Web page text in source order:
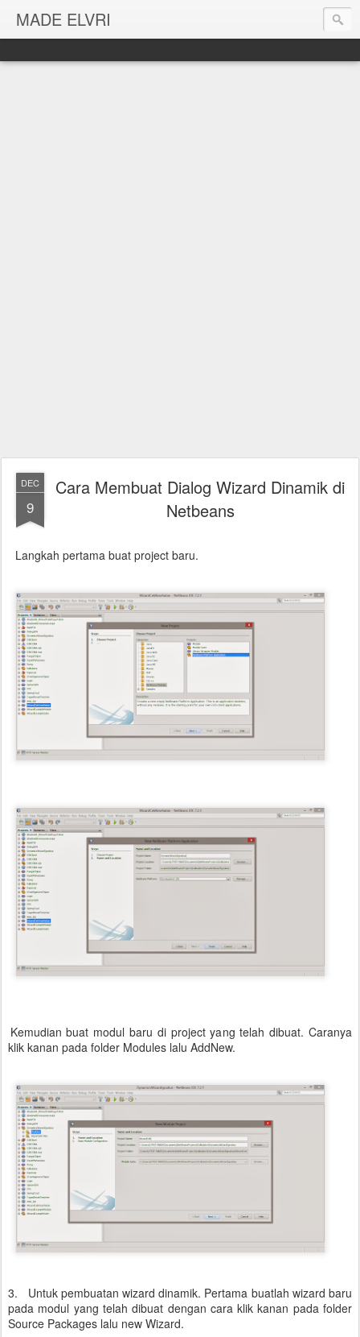
MADE ELVRI
DEC
9
Cara Membuat Dialog Wizard Dinamik di
Netbeans
Langkah pertama buat project baru.
Kemudian buat modul baru di project yang telah dibuat. Caranya
klik kanan pada folder Modules lalu AddNew.
3.
Untuk pembuatan wizard dinamik. Pertama buatlah wizard baru
pada modul yang telah dibuat dengan cara klik kanan pada folder
Source Packages lalu new Wizard.